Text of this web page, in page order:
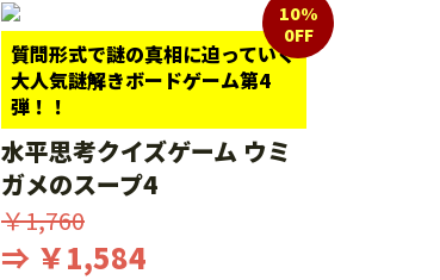
質問形式で謎の真相に迫っていく
大人気謎解きボードゲーム第4
弾！！
10%
0FF
水平思考クイズゲーム ウミ
ガメのスープ4
￥1,760
⇒ ￥1,584